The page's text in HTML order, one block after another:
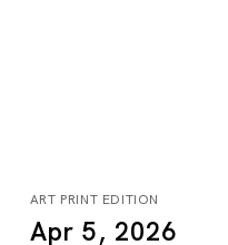
ART PRINT EDITION
Apr 5, 2026